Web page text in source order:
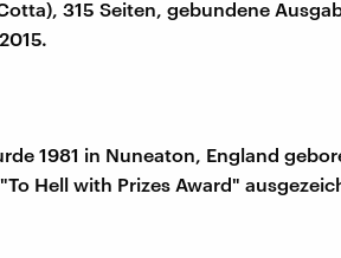
315 Seiten, gebundene
1981 in Nuneaton, England
Hell with Prizes Award"